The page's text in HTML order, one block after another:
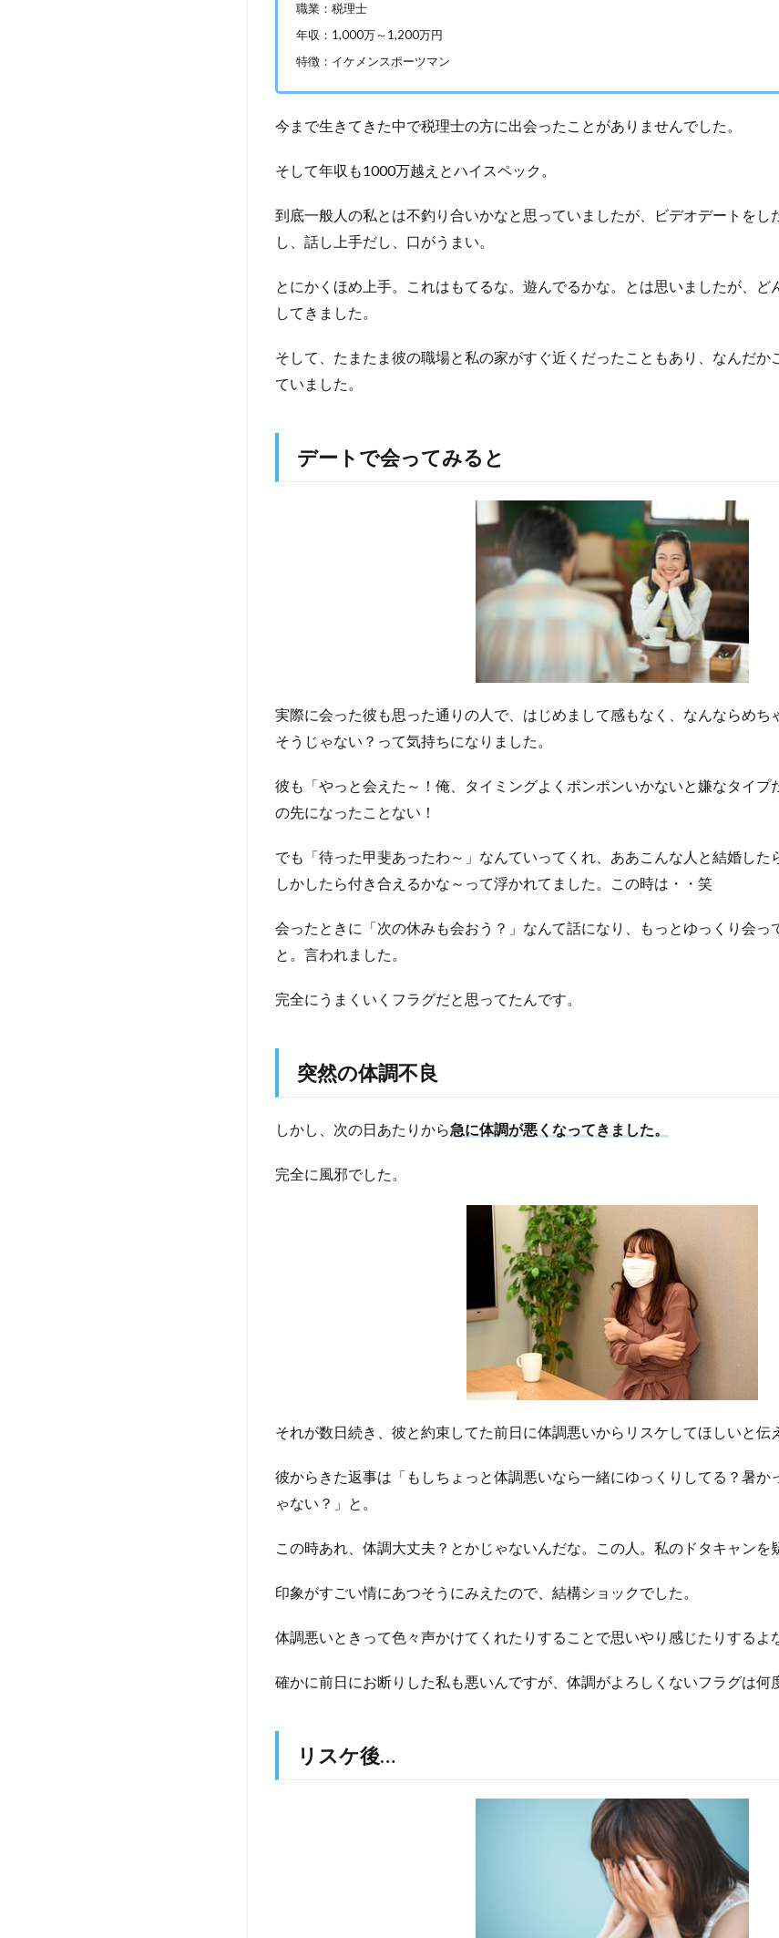
職業：税理士
年収：1,000万～1,200万円
特徴：イケメンスポーツマン
今まで生きてきた中で税理士の方に出会ったことがありませんでした。
そして年収も1000万越えとハイスペック。
到底一般人の私とは不釣り合いかなと思っていましたが、ビデオデートをし
し、話し上手だし、口がうまい。
とにかくほめ上手。これはもてるな。遊んでるかな。とは思いましたが、ど
してきました。
そして、たまたま彼の職場と私の家がすぐ近くだったこともあり、なんだか
ていました。
デートで会ってみると
実際に会った彼も思った通りの人で、はじめまして感もなく、なんならめち
そうじゃない？って気持ちになりました。
彼も「やっと会えた～！俺、タイミングよくポンポンいかないと嫌なタイプ
の先になったことない！
でも「待った甲斐あったわ～」なんていってくれ、ああこんな人と結婚した
しかしたら付き合えるかな～って浮かれてました。この時は・・笑
会ったときに「次の休みも会おう？」なんて話になり、もっとゆっくり会っ
と。言われました。
完全にうまくいくフラグだと思ってたんです。
突然の体調不良
しかし、次の日あたりから急に体調が悪くなってきました。
完全に風邪でした。
それが数日続き、彼と約束してた前日に体調悪いからリスケしてほしいと伝
彼からきた返事は「もしちょっと体調悪いなら一緒にゆっくりしてる？暑か
ゃない？」と。
この時あれ、体調大丈夫？とかじゃないんだな。この人。私のドタキャンを
印象がすごい情にあつそうにみえたので、結構ショックでした。
体調悪いときって色々声かけてくれたりすることで思いやり感じたりするよ
確かに前日にお断りした私も悪いんですが、体調がよろしくないフラグは何
リスケ後…